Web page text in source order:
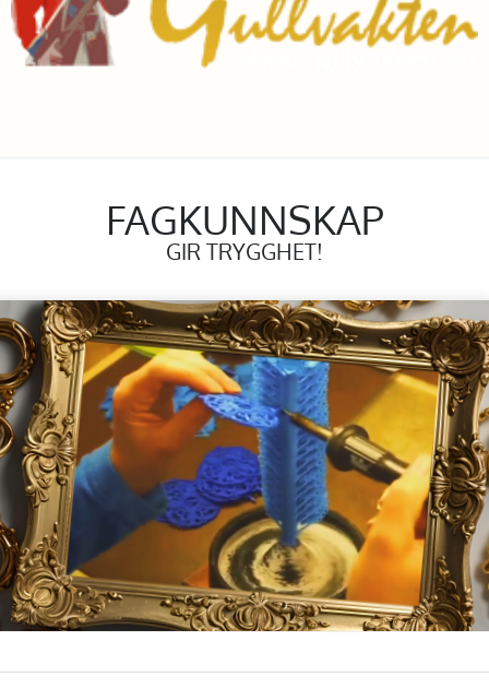
FAGKUNNSKAP
GIR TRYGGHET!